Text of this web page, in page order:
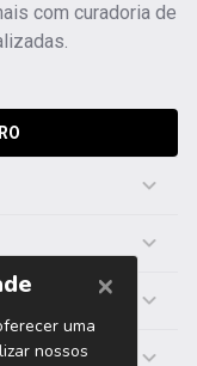
com curadoria de